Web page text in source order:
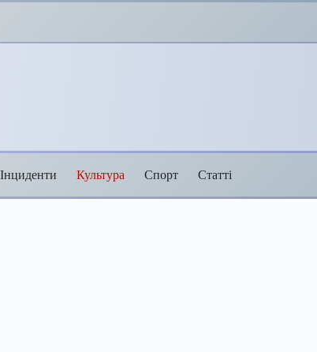
Інциденти Культура Спорт Статті